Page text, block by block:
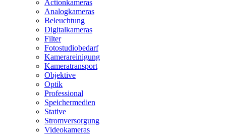
Actionkameras
Analogkameras
Beleuchtung
Digitalkameras
Filter
Fotostudiobedarf
Kamerareinigung
Kameratransport
Objektive
Optik
Professional
Speichermedien
Stative
Stromversorgung
Videokameras